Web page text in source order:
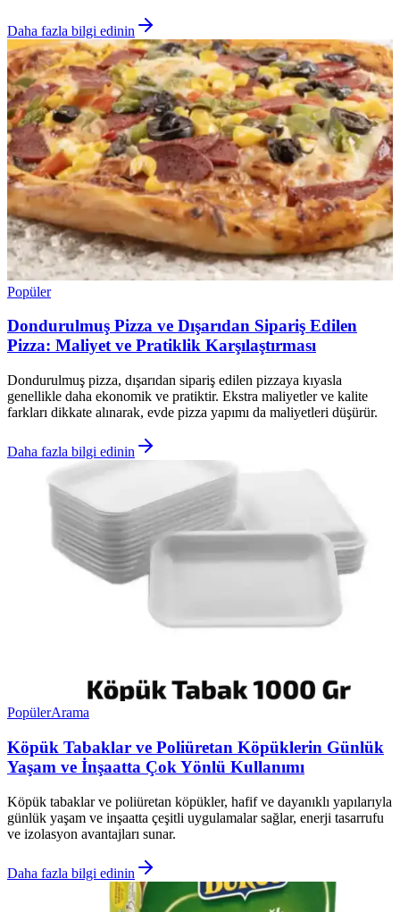
Daha fazla bilgi edinin
Popüler
Dondurulmuş Pizza ve Dışarıdan Sipariş Edilen
Pizza: Maliyet ve Pratiklik Karşılaştırması
Dondurulmuş pizza, dışarıdan sipariş edilen pizzaya kıyasla
genellikle daha ekonomik ve pratiktir. Ekstra maliyetler ve kalite
farkları dikkate alınarak, evde pizza yapımı da maliyetleri düşürür.
Daha fazla bilgi edinin
PopülerArama
Köpük Tabaklar ve Poliüretan Köpüklerin Günlük
Yaşam ve İnşaatta Çok Yönlü Kullanımı
Köpük tabaklar ve poliüretan köpükler, hafif ve dayanıklı yapılarıyla
günlük yaşam ve inşaatta çeşitli uygulamalar sağlar, enerji tasarrufu
ve izolasyon avantajları sunar.
Daha fazla bilgi edinin